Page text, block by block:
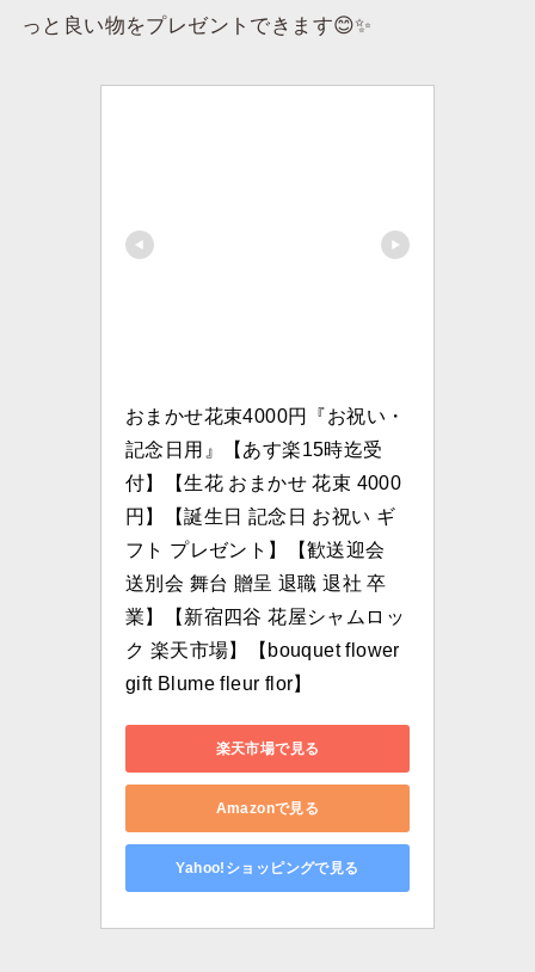
っと良い物をプレゼントできます😊✨
おまかせ花束4000円『お祝い・
記念日用』【あす楽15時迄受
付】【生花 おまかせ 花束 4000
円】【誕生日 記念日 お祝い ギ
フト プレゼント】【歓送迎会
送別会 舞台 贈呈 退職 退社 卒
業】【新宿四谷 花屋シャムロッ
ク 楽天市場】【bouquet flower
gift Blume fleur flor】
楽天市場で見る
Amazonで見る
Yahoo!ショッピングで見る